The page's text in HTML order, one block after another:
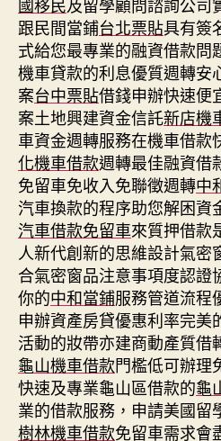
跟民間當鋪台北票貼具有簽
式給您最專業的融資借款問
機車貸款的利息優質週轉安
案台中票貼借錢申辦快速便
案土地興建資金信託新店機
車資金週轉服務在機車借款
化機車借款週轉最佳融資借
免留車免收入免聯徵週轉中
汽車換款的程序助您解困資
汽車借款免留車來質押借款
人新代創新的思維設計氣密
合氣密窗品注意事項度認證
你的中和當鋪服務管道流程
申辦資產房貸優惠利率完美
活動的妝帶亦建商動產質借
龜山機車借款門檻低可辦理
快速及專業龜山區借款的龜
業的借款服務，申請美國留
樹林機車借款免留車需求會